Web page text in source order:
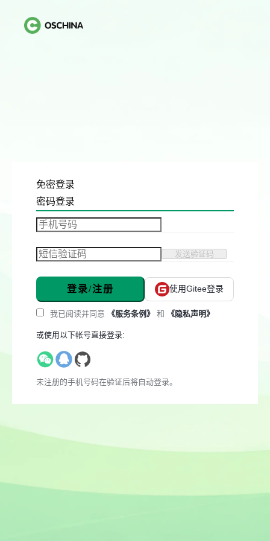
免密登录
密码登录
发送验证码
登录/注册 使用Gitee登录
我已阅读并同意 《服务条例》 和 《隐私声明》
或使用以下帐号直接登录:
未注册的手机号码在验证后将自动登录。